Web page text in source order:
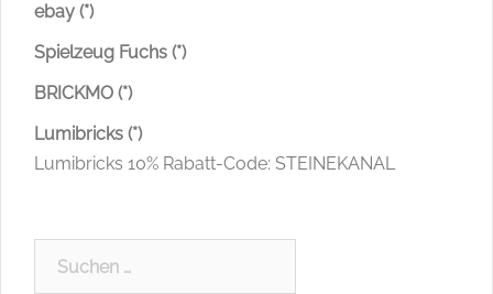
ebay (*)
Spielzeug Fuchs (*)
BRICKMO (*)
Lumibricks (*)
Lumibricks 10% Rabatt-Code: STEINEKANAL